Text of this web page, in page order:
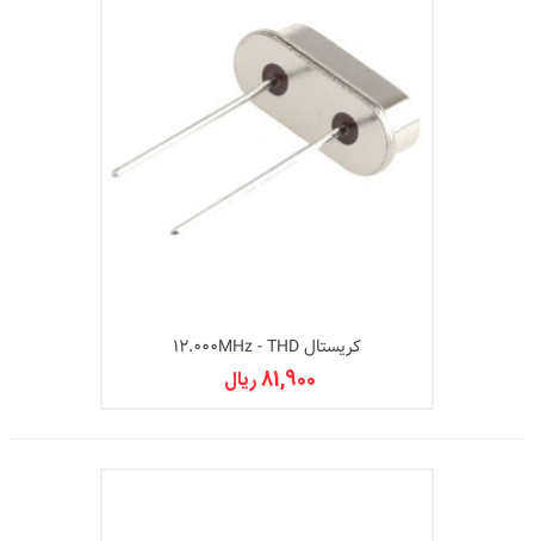
کریستال 12.000MHz - THD
81,900 ریال